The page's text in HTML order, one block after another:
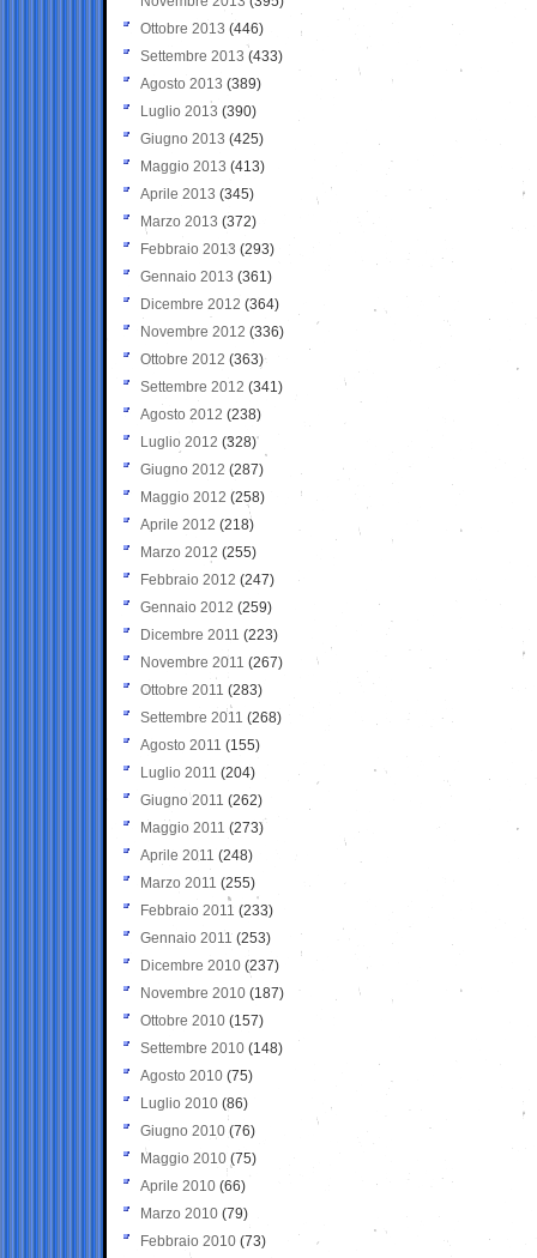
Ottobre 2013 (446)
Settembre 2013 (433)
Agosto 2013 (389)
Luglio 2013 (390)
Giugno 2013 (425)
Maggio 2013 (413)
Aprile 2013 (345)
Marzo 2013 (372)
Febbraio 2013 (293)
Gennaio 2013 (361)
Dicembre 2012 (364)
Novembre 2012 (336)
Ottobre 2012 (363)
Settembre 2012 (341)
Agosto 2012 (238)
Luglio 2012 (328)
Giugno 2012 (287)
Maggio 2012 (258)
Aprile 2012 (218)
Marzo 2012 (255)
Febbraio 2012 (247)
Gennaio 2012 (259)
Dicembre 2011 (223)
Novembre 2011 (267)
Ottobre 2011 (283)
Settembre 2011 (268)
Agosto 2011 (155)
Luglio 2011 (204)
Giugno 2011 (262)
Maggio 2011 (273)
Aprile 2011 (248)
Marzo 2011 (255)
Febbraio 2011 (233)
Gennaio 2011 (253)
Dicembre 2010 (237)
Novembre 2010 (187)
Ottobre 2010 (157)
Settembre 2010 (148)
Agosto 2010 (75)
Luglio 2010 (86)
Giugno 2010 (76)
Maggio 2010 (75)
Aprile 2010 (66)
Marzo 2010 (79)
Febbraio 2010 (73)